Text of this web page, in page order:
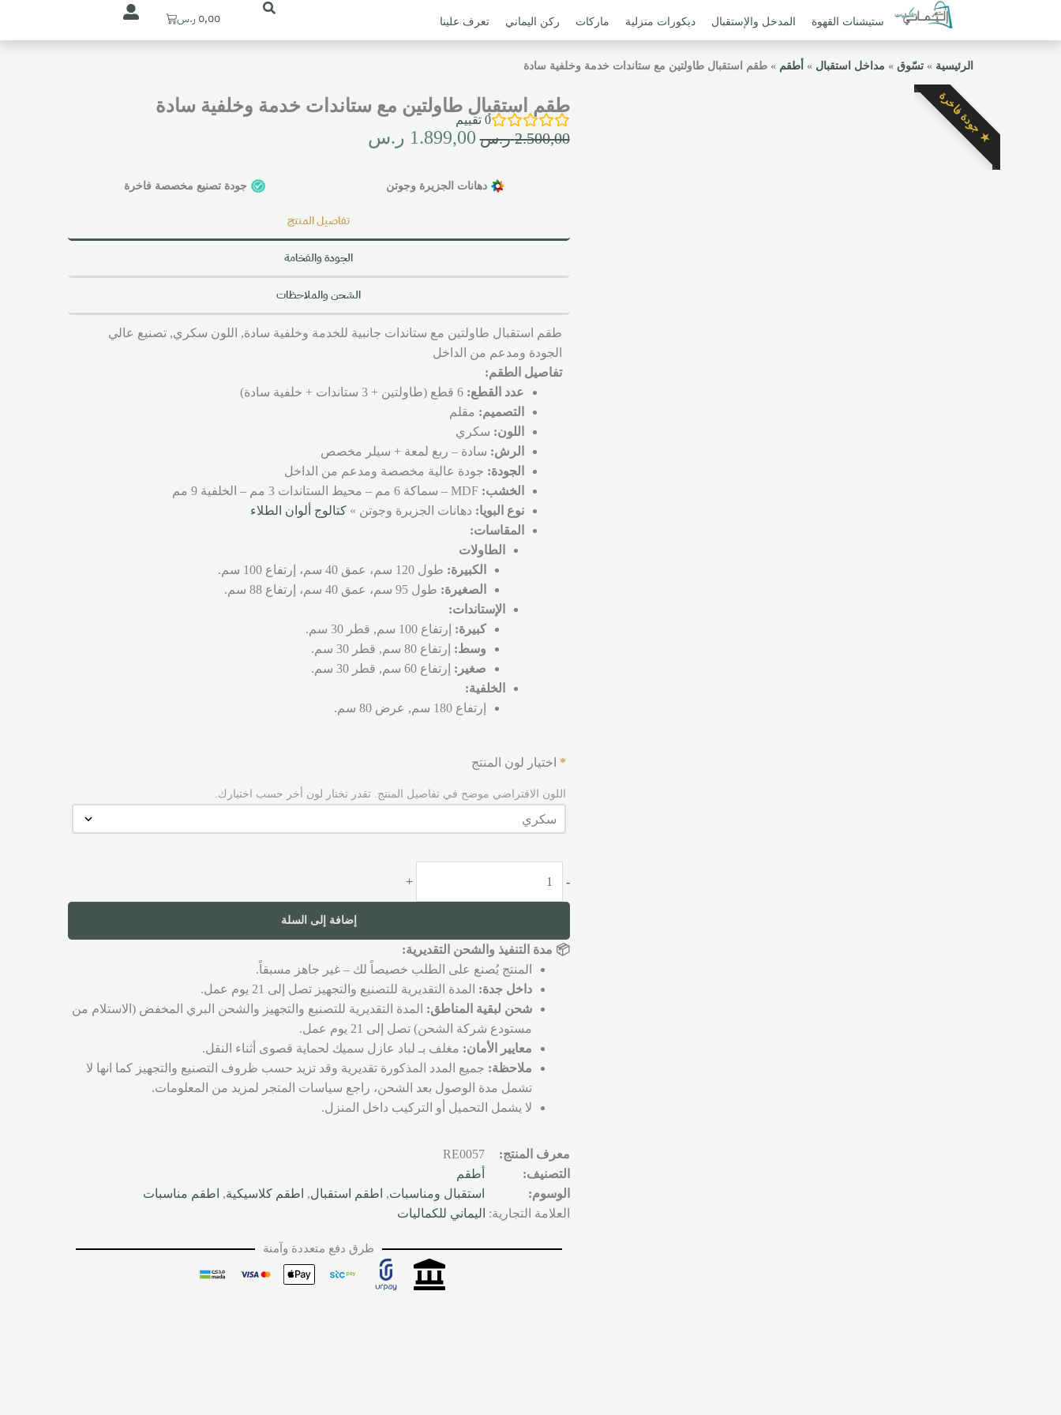
ستيشنات القهوة المدخل والإستقبال ديكورات منزلية ماركات ركن اليماني تعرف علينا 0,00 ر.سCart
الرئيسية »تسّوق » مداخل استقبال » أطقم »طقم استقبال طاولتين مع ستاندات خدمة وخلفية سادة
★ جودة فاخرة طقم استقبال طاولتين مع ستاندات خدمة وخلفية سادة
0 تقييم
2.500,00 ر.س 1.899,00 ر.س
دهانات الجزيرة وجوتن جودة تصنيع مخصصة فاخرة
تفاصيل المنتج
الجودة والفخامة
الشحن والملاحظات
طقم استقبال طاولتين مع ستاندات جانبية للخدمة وخلفية سادة, اللون سكري, تصنيع عالي
الجودة ومدعم من الداخل
تفاصيل الطقم:
عدد القطع: 6 قطع (طاولتين + 3 ستاندات + خلفية سادة)
التصميم: مقلم
اللون: سكري
الرش: سادة – ربع لمعة + سيلر مخصص
الجودة: جودة عالية مخصصة ومدعم من الداخل
الخشب: MDF – سماكة 6 مم – محيط الستاندات 3 مم – الخلفية 9 مم
نوع البويا: دهانات الجزيرة وجوتن »كتالوج ألوان الطلاء
المقاسات:
الطاولات
الكبيرة: طول 120 سم، عمق 40 سم، إرتفاع 100 سم.
الصغيرة: طول 95 سم، عمق 40 سم، إرتفاع 88 سم.
الإستاندات:
كبيرة: إرتفاع 100 سم, قطر 30 سم.
وسط: إرتفاع 80 سم, قطر 30 سم.
صغير: إرتفاع 60 سم, قطر 30 سم.
الخلفية:
إرتفاع 180 سم, عرض 80 سم.
اختيار لون المنتج *
اللون الافتراضي موضح في تفاصيل المنتج. تقدر تختار لون أخر حسب اختيارك.
-
+
إضافة إلى السلة
📦 مدة التنفيذ والشحن التقديرية:
المنتج يُصنع على الطلب خصيصاً لك – غير جاهز مسبقاً.
داخل جدة: المدة التقديرية للتصنيع والتجهيز تصل إلى 21 يوم عمل.
شحن لبقية المناطق: المدة التقديرية للتصنيع والتجهيز والشحن البري المخفض (الاستلام من
مستودع شركة الشحن) تصل إلى 21 يوم عمل.
معايير الأمان: مغلف بـ لباد عازل سميك لحماية قصوى أثناء النقل.
ملاحظة: جميع المدد المذكورة تقديرية وقد تزيد حسب ظروف التصنيع والتجهيز كما انها لا
تشمل مدة الوصول بعد الشحن، راجع سياسات المتجر لمزيد من المعلومات.
لا يشمل التحميل أو التركيب داخل المنزل.
معرف المنتج:
RE0057
التصنيف:
أطقم
الوسوم:
استقبال ومناسبات, اطقم استقبال, اطقم كلاسيكية, اطقم مناسبات
العلامة التجارية: اليماني للكماليات
طرق دفع متعددة وآمنة